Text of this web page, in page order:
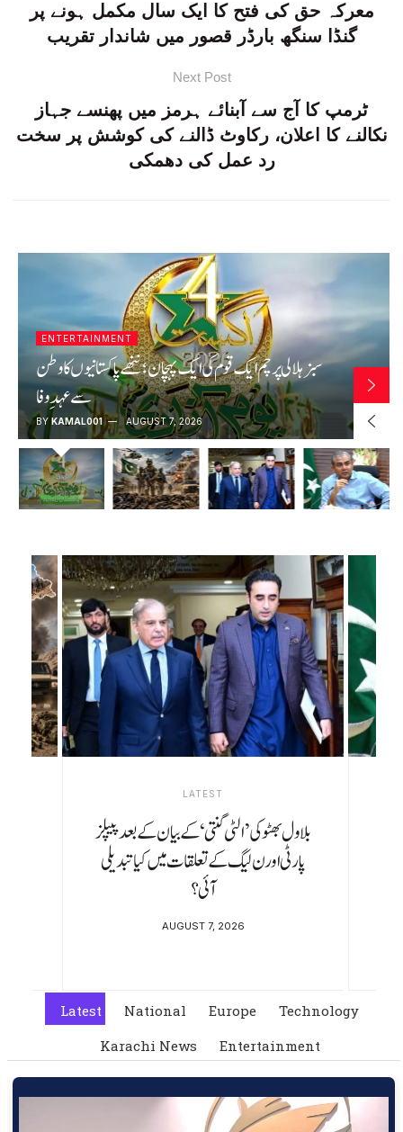
معرکہ حق کی فتح کا ایک سال مکمل ہونے پر
گنڈا سنگھ بارڈر قصور میں شاندار تقریب
Next Post
ٹرمپ کا آج سے آبنائے ہرمز میں پھنسے جہاز
نکالنے کا اعلان، رکاوٹ ڈالنے کی کوشش پر سخت
رد عمل کی دھمکی
ENTERTAINMENT
سبز ہلالی پرچم ایک قوم کی ایک پہچان؛ ننھے پاکستانیوں کا وطن
سے عہدِ وفا
BY KAMAL001 AUGUST 7, 2026
LATEST
بلاول بھٹو کی ’الٹی گنتی‘ کے بیان کے بعد پیپلز
پارٹی اور ن لیگ کے تعلقات میں کیا تبدیلی
آئی؟
AUGUST 7, 2026
Latest National Europe
Technology
Karachi News
Entertainment